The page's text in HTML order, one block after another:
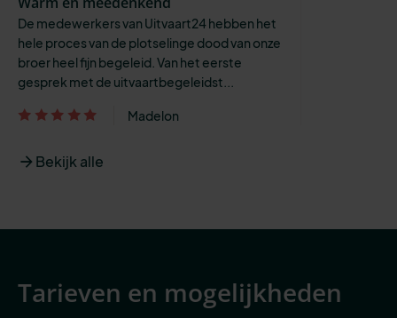
De medewerkers van Uitvaart24 hebben het
hele proces van de plotselinge dood van onze
broer heel fijn begeleid. Van het eerste
gesprek met de uitvaartbegeleidst...
Madelon
Bekijk alle
Tarieven en mogelijkheden